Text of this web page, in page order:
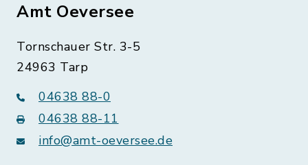
Amt Oeversee
Tornschauer Str. 3-5
24963 Tarp
04638 88-0
04638 88-11
info@amt-oeversee.de